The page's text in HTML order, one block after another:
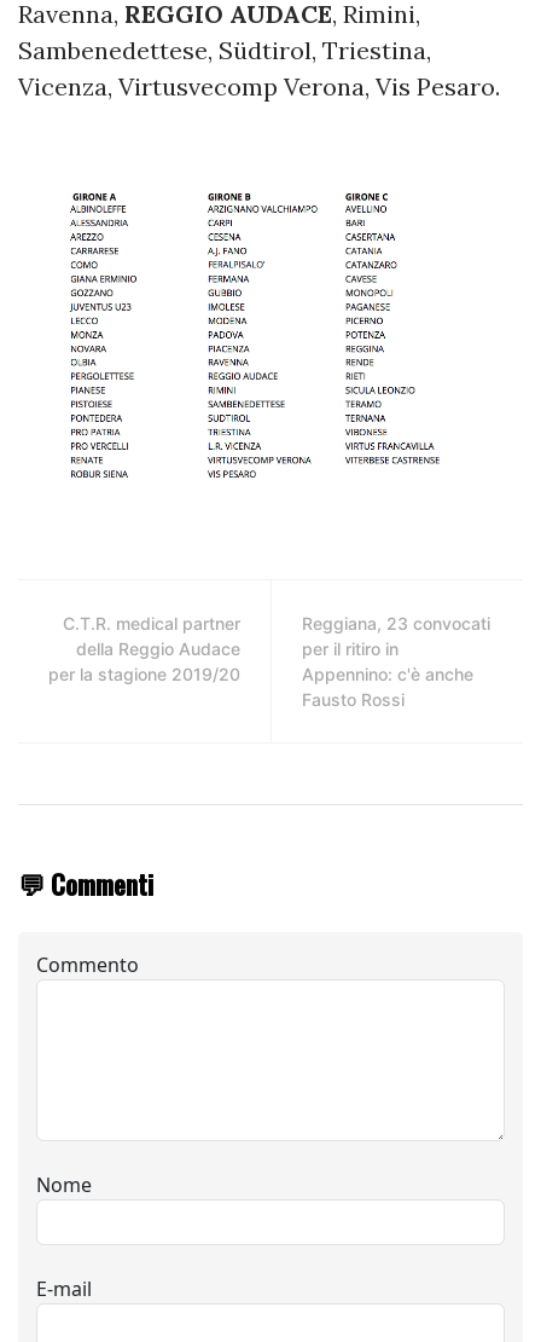
Ravenna, REGGIO AUDACE, Rimini,
Sambenedettese, Südtirol, Triestina,
Vicenza, Virtusvecomp Verona, Vis Pesaro.
C.T.R. medical partner
della Reggio Audace
per la stagione 2019/20
Reggiana, 23 convocati
per il ritiro in
Appennino: c'è anche
Fausto Rossi
💬 Commenti